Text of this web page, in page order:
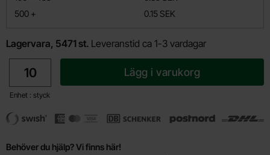
500 +
till 0.15 SEK
Lagervara, 5471 st. Leveranstid ca 1-3 vardagar
Enhet : styck
Lägg i varukorg
Behöver du hjälp? Vi finns här!